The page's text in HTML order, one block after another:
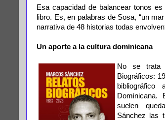
Esa capacidad de balancear tonos
libro. Es, en palabras de Sosa, “un
narrativa de 48 historias todas
Un aporte a la cultura dominicana
No se trata
Biográficos:
bibliográfico
Dominicana.
suelen
Sánchez las